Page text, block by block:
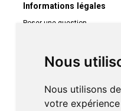
Nous
Nous utilisons
votre
Informations légales
Poser une question